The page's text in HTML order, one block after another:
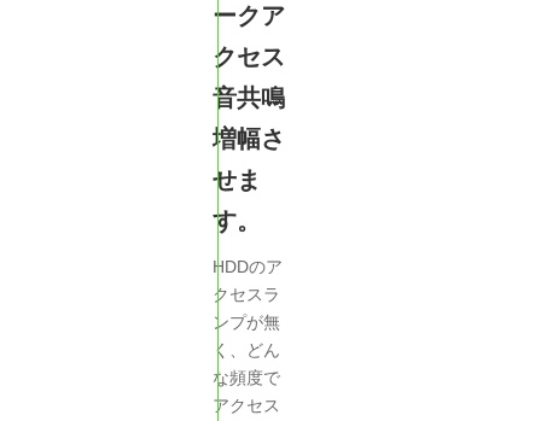
ークア
クセス
音共鳴
増幅さ
せま
す。
HDDのア
クセスラ
ンプが無
く、どん
な頻度で
アクセス